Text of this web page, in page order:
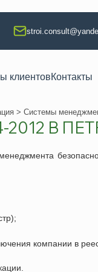
карт по
неразрушающего
клиентовКонтакты
> Системы
В
компании в